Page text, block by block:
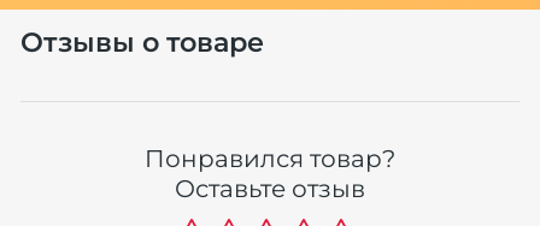
Отзывы о товаре
Понравился товар?
Оставьте отзыв